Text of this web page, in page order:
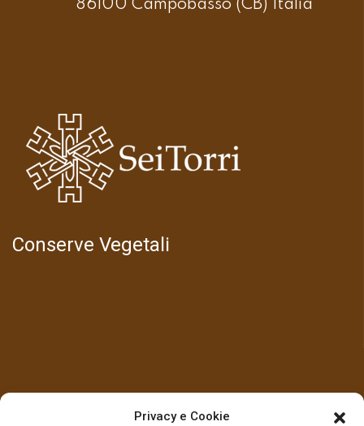
Privacy e Cookie
86100 Campobasso (CB) Italia
Conserve Vegetali
LINK UTILI